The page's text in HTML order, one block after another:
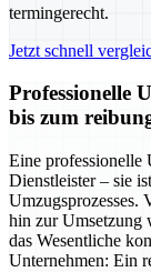
termingerecht.
Jetzt schnell
Professionelle
bis zum
Eine professionelle
Dienstleister – sie
Umzugsprozesses.
hin zur Umsetzung
das Wesentliche
Unternehmen: Ein